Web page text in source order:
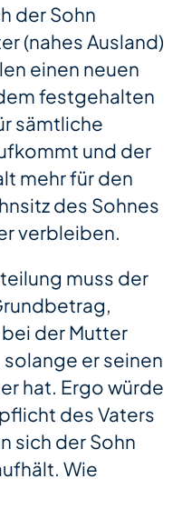
der Sohn
(nahes Ausland)
einen neuen
festgehalten
sämtliche
und der
mehr für den
des Sohnes
verbleiben.
muss der
der Mutter
er seinen
hat. Ergo würde
des Vaters
sich der Sohn
Wie